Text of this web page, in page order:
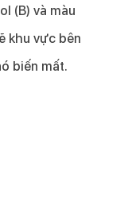
(B) và màu
khu vực bên
biến mất.